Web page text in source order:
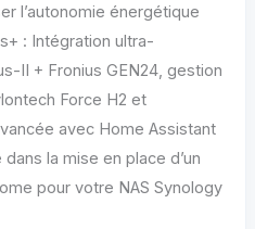
l’autonomie énergétique
: Intégration ultra-
II + Fronius GEN24, gestion
Force H2 et
avec Home Assistant
la mise en place d’un
pour votre NAS Synology